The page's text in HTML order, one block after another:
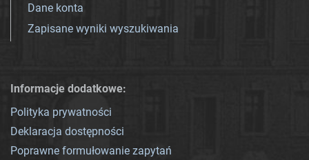
Dane konta
Zapisane wyniki wyszukiwania
Informacje dodatkowe:
Polityka prywatności
Deklaracja dostępności
Poprawne formułowanie zapytań